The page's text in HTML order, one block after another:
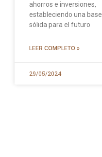
ahorros e inversiones,
estableciendo una base
sólida para el futuro
LEER COMPLETO »
29/05/2024